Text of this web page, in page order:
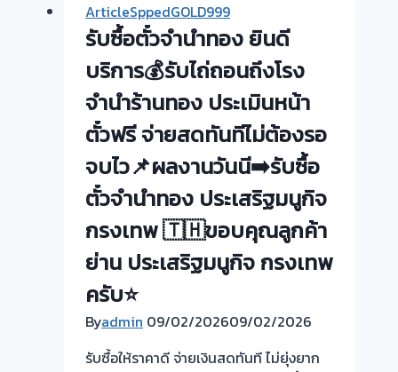
จำนำ
ทุก
ชนิด
ให้
ราคา
ดี!
ไม่
ต้อง
ทน
จ่าย
ดอก
ตั๋ว
จำนำ
ArticleSppedGOLD999
รับซื้อตั๋วจำนำทอง ยินดี
บริการ💰รับไถ่ถอนถึงโรง
จำนำร้านทอง ประเมินหน้า
ตั๋วฟรี จ่ายสดทันทีไม่ต้องรอ
จบไว📌ผลงานวันนี➡️รับซื้อ
ตั๋วจำนำทอง ประเสริฐมนูกิจ
กรงเทพ 🇹🇭ขอบคุณลูกค้า
ย่าน ประเสริฐมนูกิจ กรงเทพ
ครับ⭐
Byadmin 09/02/202609/02/2026
รับซื้อให้ราคาดี จ่ายเงินสดทันที ไม่ยุ่งยาก